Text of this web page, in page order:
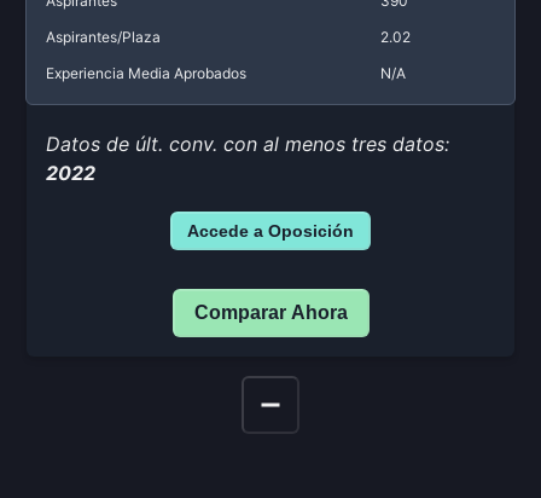
Aspirantes/Plaza
2.02
Experiencia Media Aprobados
N/A
Datos de últ. conv. con al menos tres datos:
2022
Accede a Oposición
Comparar Ahora